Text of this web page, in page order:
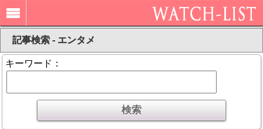
記事検索 - エンタメ
キーワード：